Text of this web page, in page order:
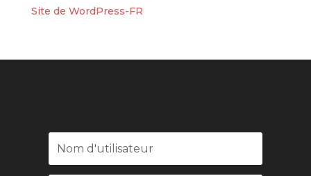
Site de WordPress-FR